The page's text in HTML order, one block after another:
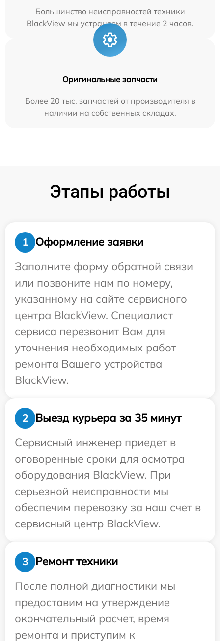
Большинство неисправностей техники
BlackView мы устраняем в течение 2 часов.
Оригинальные запчасти
Более 20 тыс. запчастей от производителя в
наличии на собственных складах.
Этапы работы
1
Оформление заявки
Заполните форму обратной связи
или позвоните нам по номеру,
указанному на сайте сервисного
центра BlackView. Специалист
сервиса перезвонит Вам для
уточнения необходимых работ
ремонта Вашего устройства
BlackView.
2
Выезд курьера за 35 минут
Сервисный инженер приедет в
оговоренные сроки для осмотра
оборудования BlackView. При
серьезной неисправности мы
обеспечим перевозку за наш счет в
сервисный центр BlackView.
3
Ремонт техники
После полной диагностики мы
предоставим на утверждение
окончательный расчет, время
ремонта и приступим к